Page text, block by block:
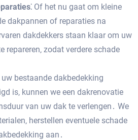
Of het nu gaat om kleine
dakpannen of reparaties na
dakdekkers staan klaar om uw
repareren‚ zodat verdere schade
bestaande dakbedekking
is‚ kunnen we een dakrenovatie
van uw dak te verlengen․ We
herstellen eventuele schade
aan․